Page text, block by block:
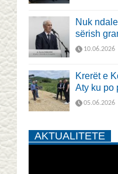
Nuk
sërish
10.06.2026
Krerët e
Aty ku po
05.06.2026
AKTUALITETE